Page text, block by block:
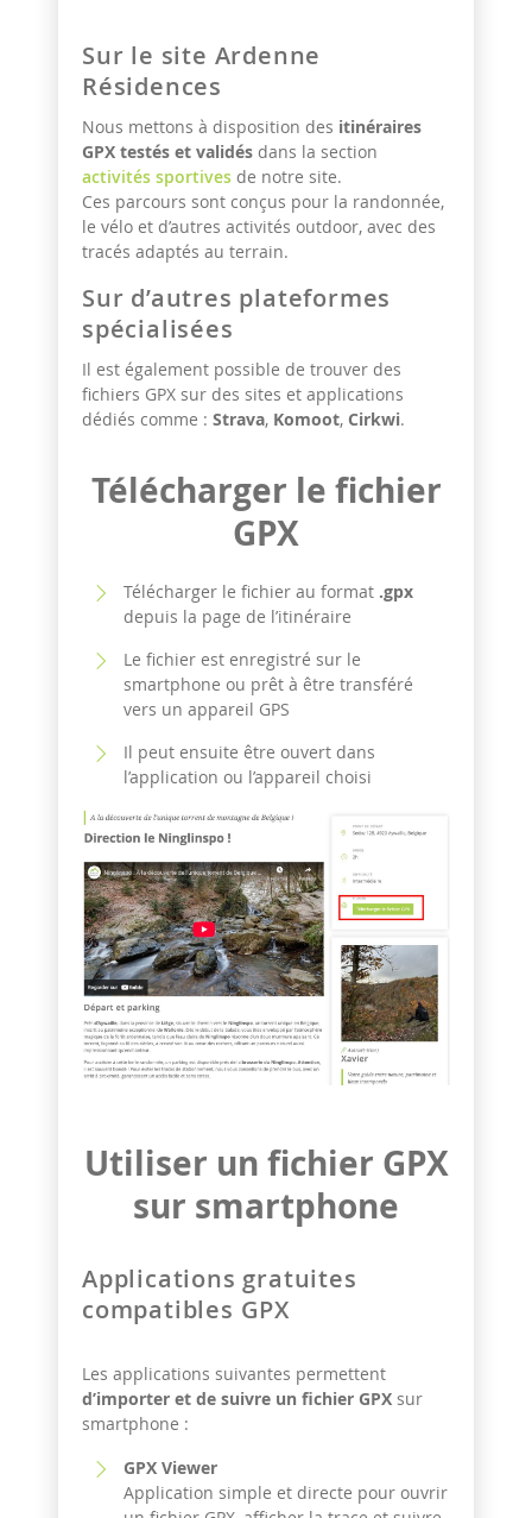
Sur le site Ardenne
Résidences
Nous mettons à disposition des itinéraires
GPX testés et validés dans la section
activités sportives de notre site.
Ces parcours sont conçus pour la randonnée,
le vélo et d’autres activités outdoor, avec des
tracés adaptés au terrain.
Sur d’autres plateformes
spécialisées
Il est également possible de trouver des
fichiers GPX sur des sites et applications
dédiés comme : Strava, Komoot, Cirkwi.
Télécharger le fichier
GPX
Télécharger le fichier au format .gpx
depuis la page de l’itinéraire
Le fichier est enregistré sur le
smartphone ou prêt à être transféré
vers un appareil GPS
Il peut ensuite être ouvert dans
l’application ou l’appareil choisi
Utiliser un fichier GPX
sur smartphone
Applications gratuites
compatibles GPX
Les applications suivantes permettent
d’importer et de suivre un fichier GPX sur
smartphone :
GPX Viewer
Application simple et directe pour ouvrir